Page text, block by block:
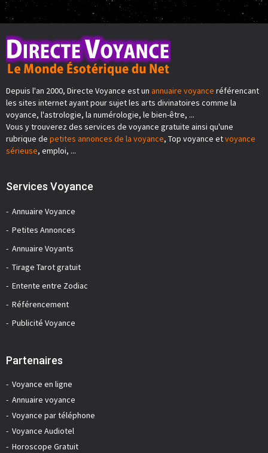
Depuis l'an 2000, Directe Voyance est un annuaire voyance référencant
les sites internet ayant pour sujet les arts divinatoires comme la
voyance, l'astrologie, la numérologie, le bien-être, ...
Vous y trouverez des services de voyance gratuite ainsi qu'une
rubrique de petites annonces de la voyance, Top voyance etvoyance
sérieuse, emploi, ...
Services Voyance
Annuaire Voyance
Petites Annonces
Annuaire Voyants
Tirage Tarot gratuit
Entente entre Zodiac
Référencement
Publicité Voyance
Partenaires
Voyance en ligne
Annuaire voyance
Voyance par téléphone
Voyance Audiotel
Horoscope Gratuit